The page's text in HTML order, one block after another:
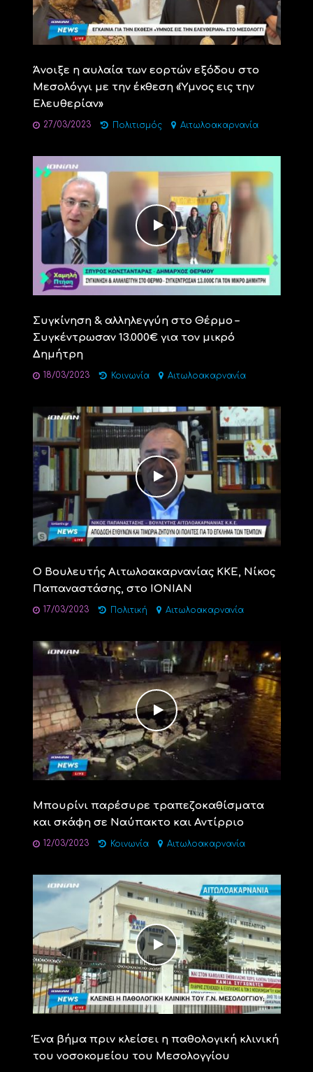
Άνοιξε η αυλαία των εορτών εξόδου στο
Μεσολόγγι με την έκθεση «Ύμνος εις την
Ελευθερίαν»
27/03/2023 Πολιτισμός Αιτωλοακαρνανία
Συγκίνηση & αλληλεγγύη στο Θέρμο –
Συγκέντρωσαν 13.000€ για τον μικρό
Δημήτρη
18/03/2023 Κοινωνία Αιτωλοακαρνανία
Ο Βουλευτής Αιτωλοακαρνανίας ΚΚΕ, Νίκος
Παπαναστάσης, στο IONIAN
17/03/2023 Πολιτική Αιτωλοακαρνανία
Mπουρίνι παρέσυρε τραπεζοκαθίσματα
και σκάφη σε Ναύπακτο και Αντίρριο
12/03/2023 Κοινωνία Αιτωλοακαρνανία
Ένα βήμα πριν κλείσει η παθολογική κλινική
του νοσοκομείου του Μεσολογγίου